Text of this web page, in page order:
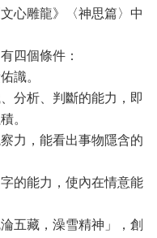
心雕龍》〈神思篇〉中
四個條件：
識。
分析、判斷的能力，即
。
力，能看出事物隱含的
的能力，使內在情意能
五藏，澡雪精神」，創